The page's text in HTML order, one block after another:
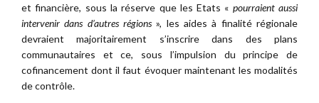
et financière, sous la réserve que les Etats « pourraient aussi
intervenir dans d’autres régions », les aides à finalité régionale
devraient majoritairement s’inscrire dans des plans
communautaires et ce, sous l’impulsion du principe de
cofinancement dont il faut évoquer maintenant les modalités
de contrôle.